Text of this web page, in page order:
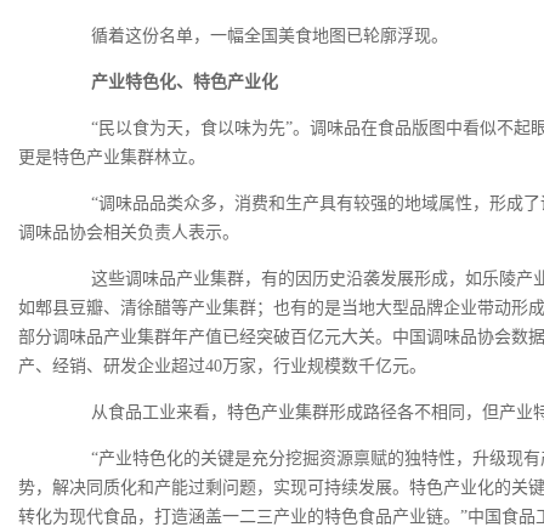
循着这份名单，一幅全国美食地图已轮廓浮现。
产业特色化、特色产业化
“民以食为天，食以味为先”。调味品在食品版图中看似不起
更是特色产业集群林立。
“调味品品类众多，消费和生产具有较强的地域属性，形成了
调味品协会相关负责人表示。
这些调味品产业集群，有的因历史沿袭发展形成，如乐陵产
如郫县豆瓣、清徐醋等产业集群；也有的是当地大型品牌企业带动形
部分调味品产业集群年产值已经突破百亿元大关。中国调味品协会数
产、经销、研发企业超过40万家，行业规模数千亿元。
从食品工业来看，特色产业集群形成路径各不相同，但产业
“产业特色化的关键是充分挖掘资源禀赋的独特性，升级现有
势，解决同质化和产能过剩问题，实现可持续发展。特色产业化的关
转化为现代食品，打造涵盖一二三产业的特色食品产业链。”中国食